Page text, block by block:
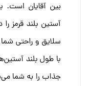
بین آقایان است.
آستین بلند قرمز را
سلایق و راحتی شما
با طول بلند
جذاب را به شما